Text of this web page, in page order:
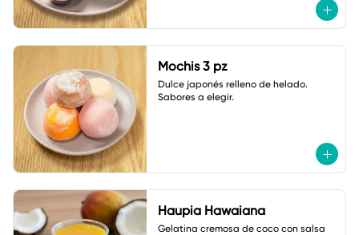
Mochis 3 pz
Dulce japonés relleno de helado.
Sabores a elegir.
Haupia Hawaiana
Gelatina cremosa de coco con salsa